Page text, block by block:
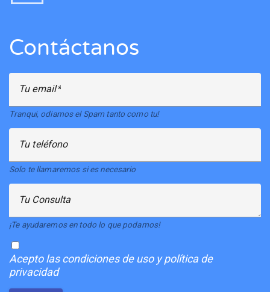
Contáctanos
Tu email
Tranqui, odiamos el Spam tanto como tu!
Tu teléfono
Solo te llamaremos si es necesario
Tu Consulta
¡Te ayudaremos en todo lo que podamos!
Aceptolas condiciones de uso y política de
privacidad